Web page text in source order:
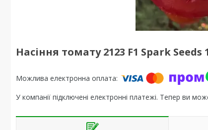
Насіння томату 2123 F1 Spark Seeds
У компанії підключені електронні платежі. Тепер ви